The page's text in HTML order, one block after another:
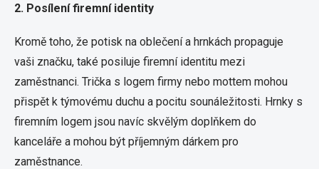
2. Posílení firemní identity
Kromě toho, že potisk na oblečení a hrnkách propaguje
vaši značku, také posiluje firemní identitu mezi
zaměstnanci. Trička s logem firmy nebo mottem mohou
přispět k týmovému duchu a pocitu sounáležitosti. Hrnky s
firemním logem jsou navíc skvělým doplňkem do
kanceláře a mohou být příjemným dárkem pro
zaměstnance.